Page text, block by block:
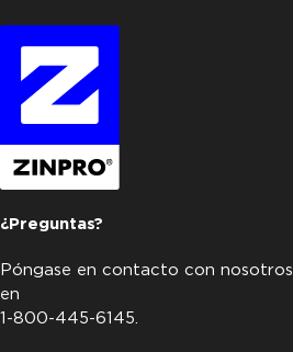
¿Preguntas?
Póngase en contacto con nosotros
en
1-800-445-6145.